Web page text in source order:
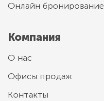
Онлайн бронирование
Компания
О нас
Офисы продаж
Контакты